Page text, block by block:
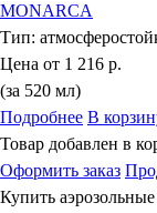
MONARCA
Тип:
Цена от 1 216 р.
(за 520 мл)
Подробнее В
Товар добавлен в
Оформить заказ
Купить